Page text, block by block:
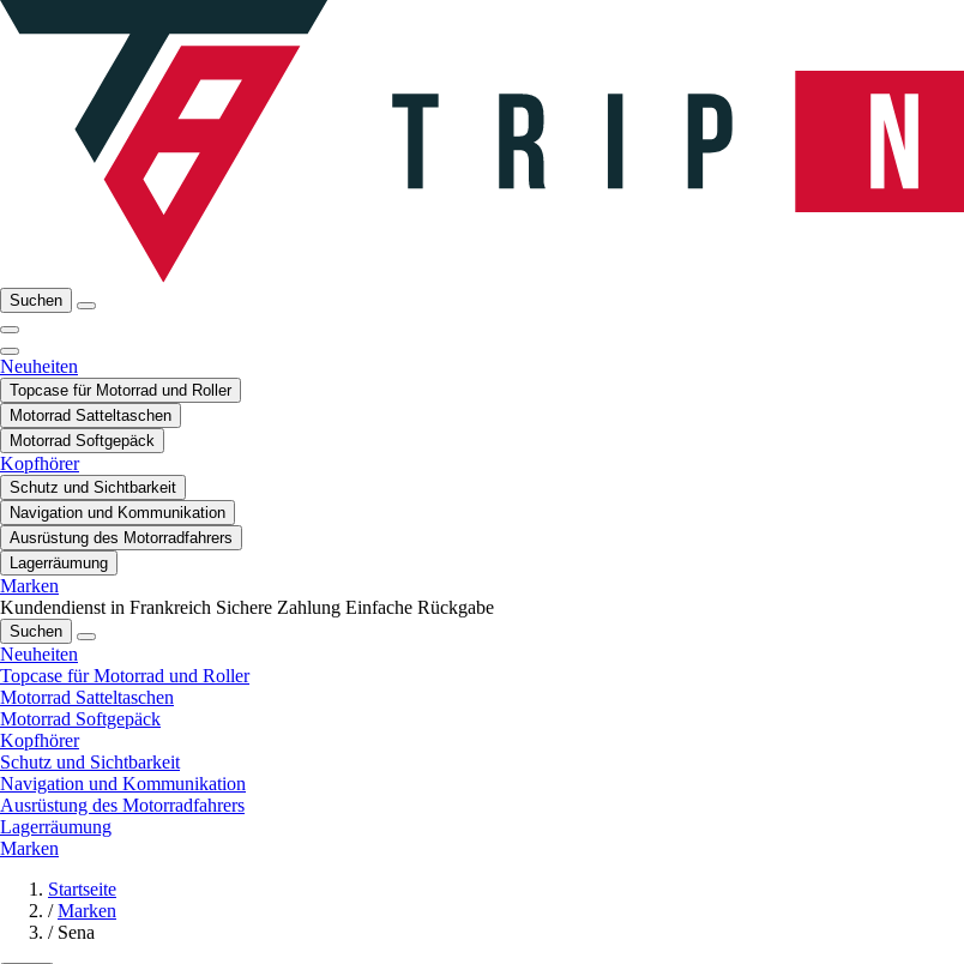
Suchen
Neuheiten
Topcase für Motorrad und Roller
Motorrad Satteltaschen
Motorrad Softgepäck
Kopfhörer
Schutz und Sichtbarkeit
Navigation und Kommunikation
Ausrüstung des Motorradfahrers
Lagerräumung
Marken
Kundendienst in Frankreich Sichere Zahlung Einfache Rückgabe
Suchen
Neuheiten
Topcase für Motorrad und Roller
Motorrad Satteltaschen
Motorrad Softgepäck
Kopfhörer
Schutz und Sichtbarkeit
Navigation und Kommunikation
Ausrüstung des Motorradfahrers
Lagerräumung
Marken
Startseite
/ Marken
/ Sena